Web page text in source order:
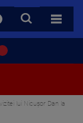
CAUTA
TOATE
lui Nicușor Dan la